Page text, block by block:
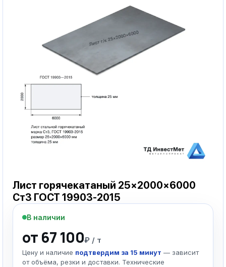
Лист горячекатаный 25×2000×6000
Ст3 ГОСТ 19903-2015
В наличии
от 67 100₽ / т
Цену и наличие подтвердим за 15 минут — зависит
от объёма, резки и доставки. Технические